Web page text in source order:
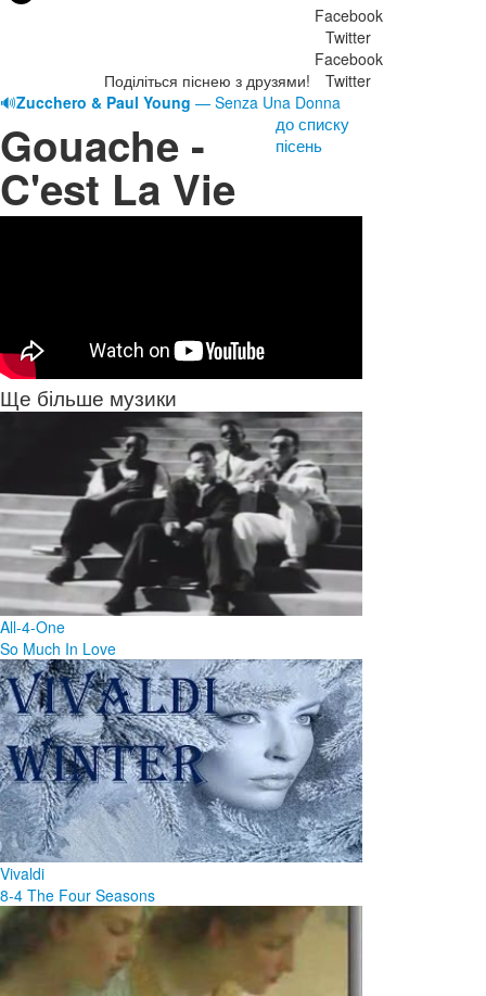
Поділіться піснею з друзями!
Facebook
Twitter
Facebook
Twitter
🔊Zucchero & Paul Young — Senza Una Donna
Gouache -
C'est La Vie
до списку
пісень
Ще більше музики
All-4-One
So Much In Love
Vivaldi
8-4 The Four Seasons